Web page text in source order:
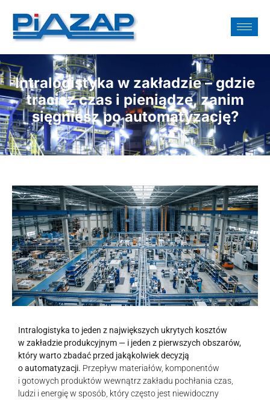
Intralogistyka w zakładzie – gdzie
tracisz czas i pieniądze, zanim
sięgniesz po automatyzację?
Intralogistyka to jeden z największych ukrytych kosztów
w zakładzie produkcyjnym — i jeden z pierwszych obszarów,
który warto zbadać przed jakąkolwiek decyzją
o automatyzacji. Przepływ materiałów, komponentów
i gotowych produktów wewnątrz zakładu pochłania czas,
ludzi i energię w sposób, który często jest niewidoczny